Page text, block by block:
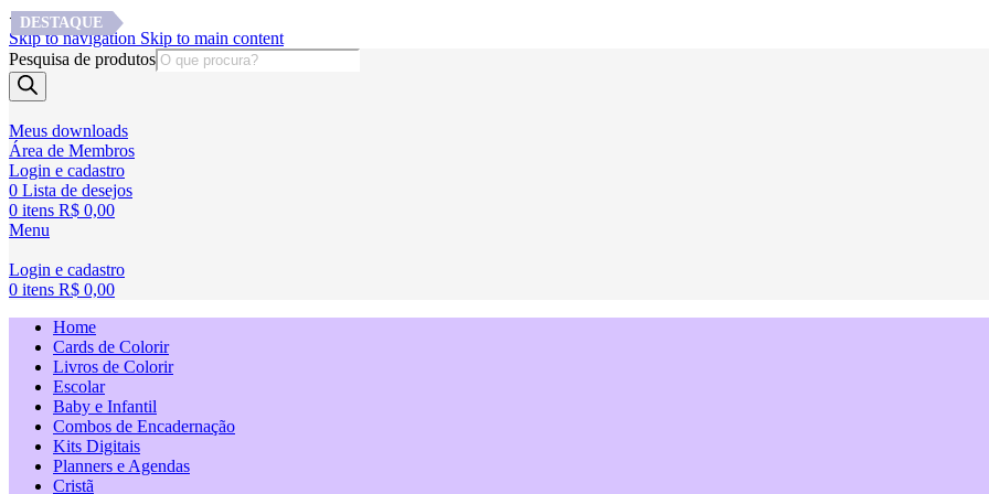
<
Skip to navigation Skip to main content
Pesquisa de produtos
Meus downloads
Área de Membros
Login e cadastro
0 Lista de desejos
0 itens R$ 0,00
Menu
Login e cadastro
0 itens R$ 0,00
Home
Cards de Colorir
Livros de Colorir
Escolar
Baby e Infantil
Combos de Encadernação
Kits Digitais
Planners e Agendas
Cristã
DESTAQUE
DESTAQUE